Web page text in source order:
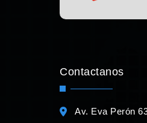
Contactanos
Av. Eva Perón